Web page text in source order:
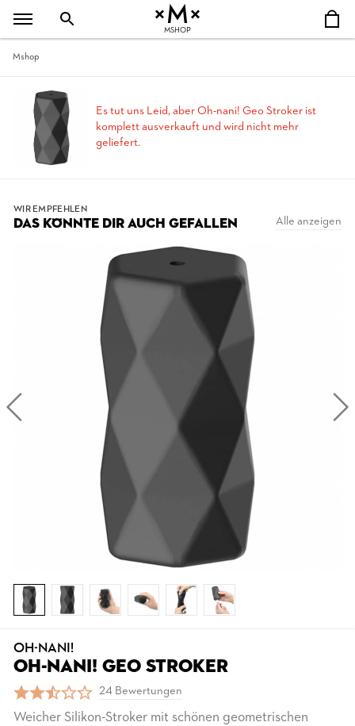
MSHOP
Mshop
Es tut uns Leid, aber Oh-nani! Geo Stroker ist
komplett ausverkauft und wird nicht mehr
geliefert.
WIR EMPFEHLEN
DAS KÖNNTE DIR AUCH GEFALLEN Alle anzeigen
OH-NANI!
OH-NANI! GEO STROKER
24 Bewertungen
Weicher Silikon-Stroker mit schönen geometrischen